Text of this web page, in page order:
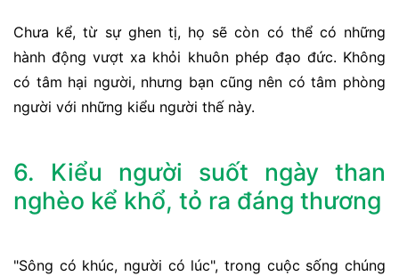
Chưa kể, từ sự ghen tị, họ sẽ còn có thể có những
hành động vượt xa khỏi khuôn phép đạo đức. Không
có tâm hại người, nhưng bạn cũng nên có tâm phòng
người với những kiểu người thế này.
6. Kiểu người suốt ngày than
nghèo kể khổ, tỏ ra đáng thương
"Sông có khúc, người có lúc", trong cuộc sống chúng